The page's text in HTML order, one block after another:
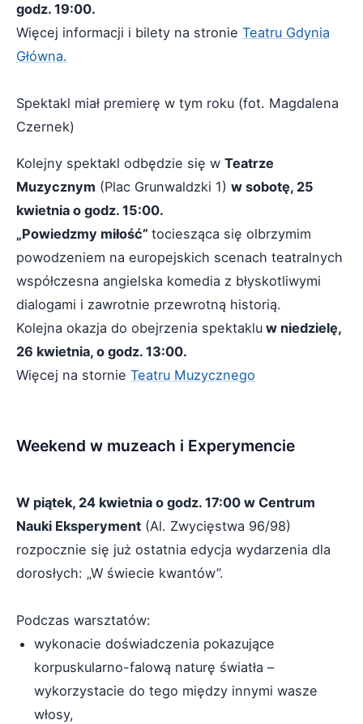
godz. 19:00.
Więcej informacji i bilety na stronie Teatru Gdynia
Główna.
Spektakl miał premierę w tym roku (fot. Magdalena
Czernek)
Kolejny spektakl odbędzie się w Teatrze
Muzycznym (Plac Grunwaldzki 1) w sobotę, 25
kwietnia o godz. 15:00.
„Powiedzmy miłość” tociesząca się olbrzymim
powodzeniem na europejskich scenach teatralnych
współczesna angielska komedia z błyskotliwymi
dialogami i zawrotnie przewrotną historią.
Kolejna okazja do obejrzenia spektaklu w niedzielę,
26 kwietnia, o godz. 13:00.
Więcej na stornie Teatru Muzycznego
Weekend w muzeach i Experymencie
W piątek, 24 kwietnia o godz. 17:00 w Centrum
Nauki Eksperyment (Al. Zwycięstwa 96/98)
rozpocznie się już ostatnia edycja wydarzenia dla
dorosłych: „W świecie kwantów”.
Podczas warsztatów:
wykonacie doświadczenia pokazujące
korpuskularno-falową naturę światła –
wykorzystacie do tego między innymi wasze
włosy,